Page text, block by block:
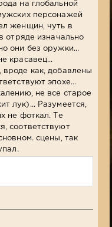
на глобальной
персонажей
женщин, чуть в
отряде изначально
они без оружки...
красавец...
вроде как, добавлены
эпохе...
не все старое
лук)... Разумеется,
не фоткал. Те
соответствуют
сцены, так